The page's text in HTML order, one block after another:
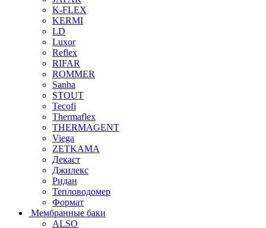
K-FLEX
KERMI
LD
Luxor
Reflex
RIFAR
ROMMER
Sanha
STOUT
Tecofi
Thermaflex
THERMAGENT
Viega
ZETKAMA
Декаст
Джилекс
Ридан
Тепловодомер
Формат
Мембранные баки
ALSO